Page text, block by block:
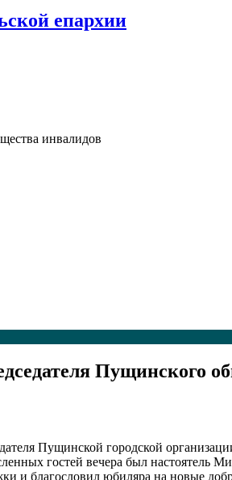
епархии
инвалидов
Пущинского
Пущинской городской
гостей вечера был настоятель
и благословил юбиляра на новые